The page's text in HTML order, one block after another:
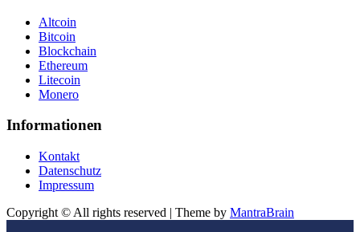
Altcoin
Bitcoin
Blockchain
Ethereum
Litecoin
Monero
Informationen
Kontakt
Datenschutz
Impressum
Copyright © All rights reserved | Theme by MantraBrain